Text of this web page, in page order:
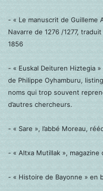
- « Le manuscrit de Guilleme
Navarre de 1276 /1277,
1856
- « Euskal Deituren Hiztegia
de Philippe Oyhamburu,
noms qui trop souvent
d’autres chercheurs.
- « Sare », l’abbé Moreau,
- « Altxa Mutillak »,
- « Histoire de Bayonne » en